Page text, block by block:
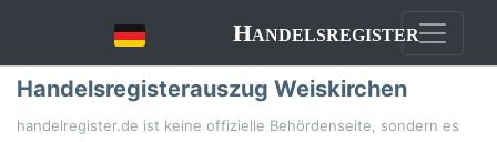
Handelsregister
Handelsregisterauszug Weiskirchen
handelregister.de ist keine offizielle Behördenseite, sondern es